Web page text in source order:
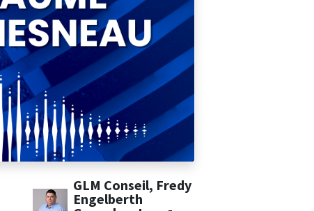
GLM Conseil, Fredy
Engelberth